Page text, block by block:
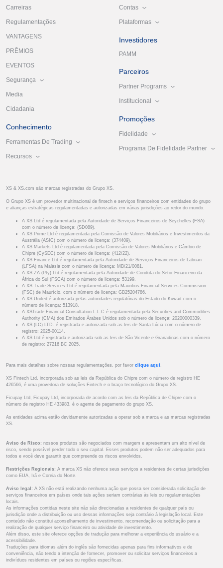
Carreiras
Regulamentações
VANTAGENS
PRÊMIOS
EVENTOS
Segurança
Media
Cidadania
Conhecimento
Ferramentas De Trading
Recursos
Contas
Plataformas
Investidores
PAMM
Parceiros
Partner Programs
Institucional
Promoções
Fidelidade
Programa De Fidelidade Partner
XS & XS.com são marcas registradas do Grupo XS.
O Grupo XS é um provedor multinacional de fintech e serviços financeiros com entidades do grupo
e alianças estratégicas regulamentadas e autorizadas em várias jurisdições ao redor do mundo.
A XS Ltd é regulamentada pela Autoridade de Serviços Financeiros de Seychelles (FSA)
com o número de licença: (SD089).
A XS Prime Ltd é regulamentada pela Comissão de Valores Mobiliários e Investimentos da
Austrália (ASIC) com o número de licença: (374409).
A XS Markets Ltd é regulamentada pela Comissão de Valores Mobiliários e Câmbio de
Chipre (CySEC) com o número de licença: (412/22).
A XS Finance Ltd é regulamentada pela Autoridade de Serviços Financeiros de Labuan
(LFSA) na Malásia com o número de licença: MB/21/0081.
A XS ZA (Pty) Ltd é regulamentada pela Autoridade de Conduta do Setor Financeiro da
África do Sul (FSCA) com o número de licença: 53199.
A XS Trade Services Ltd é regulamentada pela Mauritius Financial Services Commission
(FSC) de Maurício, com o número de licença: GB25204786.
A XS United é autorizada pelas autoridades regulatórias do Estado do Kuwait com o
número de licença: 513918.
A XSTrade Financial Consultation L.L.C é regulamentada pela Securities and Commodities
Authority (CMA) dos Emirados Árabes Unidos sob o número de licença: 20200000339.
A XS (LC) LTD. é registrada e autorizada sob as leis de Santa Lúcia com o número de
registro: 2025-00114.
A XS Ltd é registrada e autorizada sob as leis de São Vicente e Granadinas com o número
de registro: 27216 BC 2025.
Para mais detalhes sobre nossas regulamentações, por favor clique aqui .
XS Fintech Ltd, incorporada sob as leis da República do Chipre com o número de registro HE
426566, é uma provedora de soluções Fintech e o braço tecnológico do Grupo XS.
Ficupay Ltd, Ficupay Ltd, incorporada de acordo com as leis da República de Chipre com o
número de registro HE 433983, é o agente de pagamento do grupo XS.
As entidades acima estão devidamente autorizadas a operar sob a marca e as marcas registradas
XS.
Aviso de Risco: nossos produtos são negociados com margem e apresentam um alto nível de
risco, sendo possível perder todo o seu capital. Esses produtos podem não ser adequados para
todos e você deve garantir que compreende os riscos envolvidos.
Restrições Regionais: A marca XS não oferece seus serviços a residentes de certas jurisdições
como EUA, Irã e Coreia do Norte.
Aviso legal: A XS não está realizando nenhuma ação que possa ser considerada solicitação de
serviços financeiros em países onde tais ações seriam contrárias às leis ou regulamentações
locais.
As informações contidas neste site não são direcionadas a residentes de qualquer país ou
jurisdição onde a distribuição ou uso dessas informações seja contrário à legislação local. Este
conteúdo não constitui aconselhamento de investimento, recomendação ou solicitação para a
realização de qualquer serviço financeiro ou atividade de investimento.
Além disso, este site oferece opções de tradução para melhorar a experiência do usuário e a
acessibilidade.
Traduções para idiomas além do inglês são fornecidas apenas para fins informativos e de
conveniência, não tendo a intenção de fornecer, promover ou solicitar serviços financeiros a
indivíduos residentes em países ou regiões específicas.